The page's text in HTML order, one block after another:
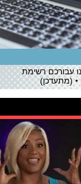
עבורכם רשימת
• (מתעדכן)